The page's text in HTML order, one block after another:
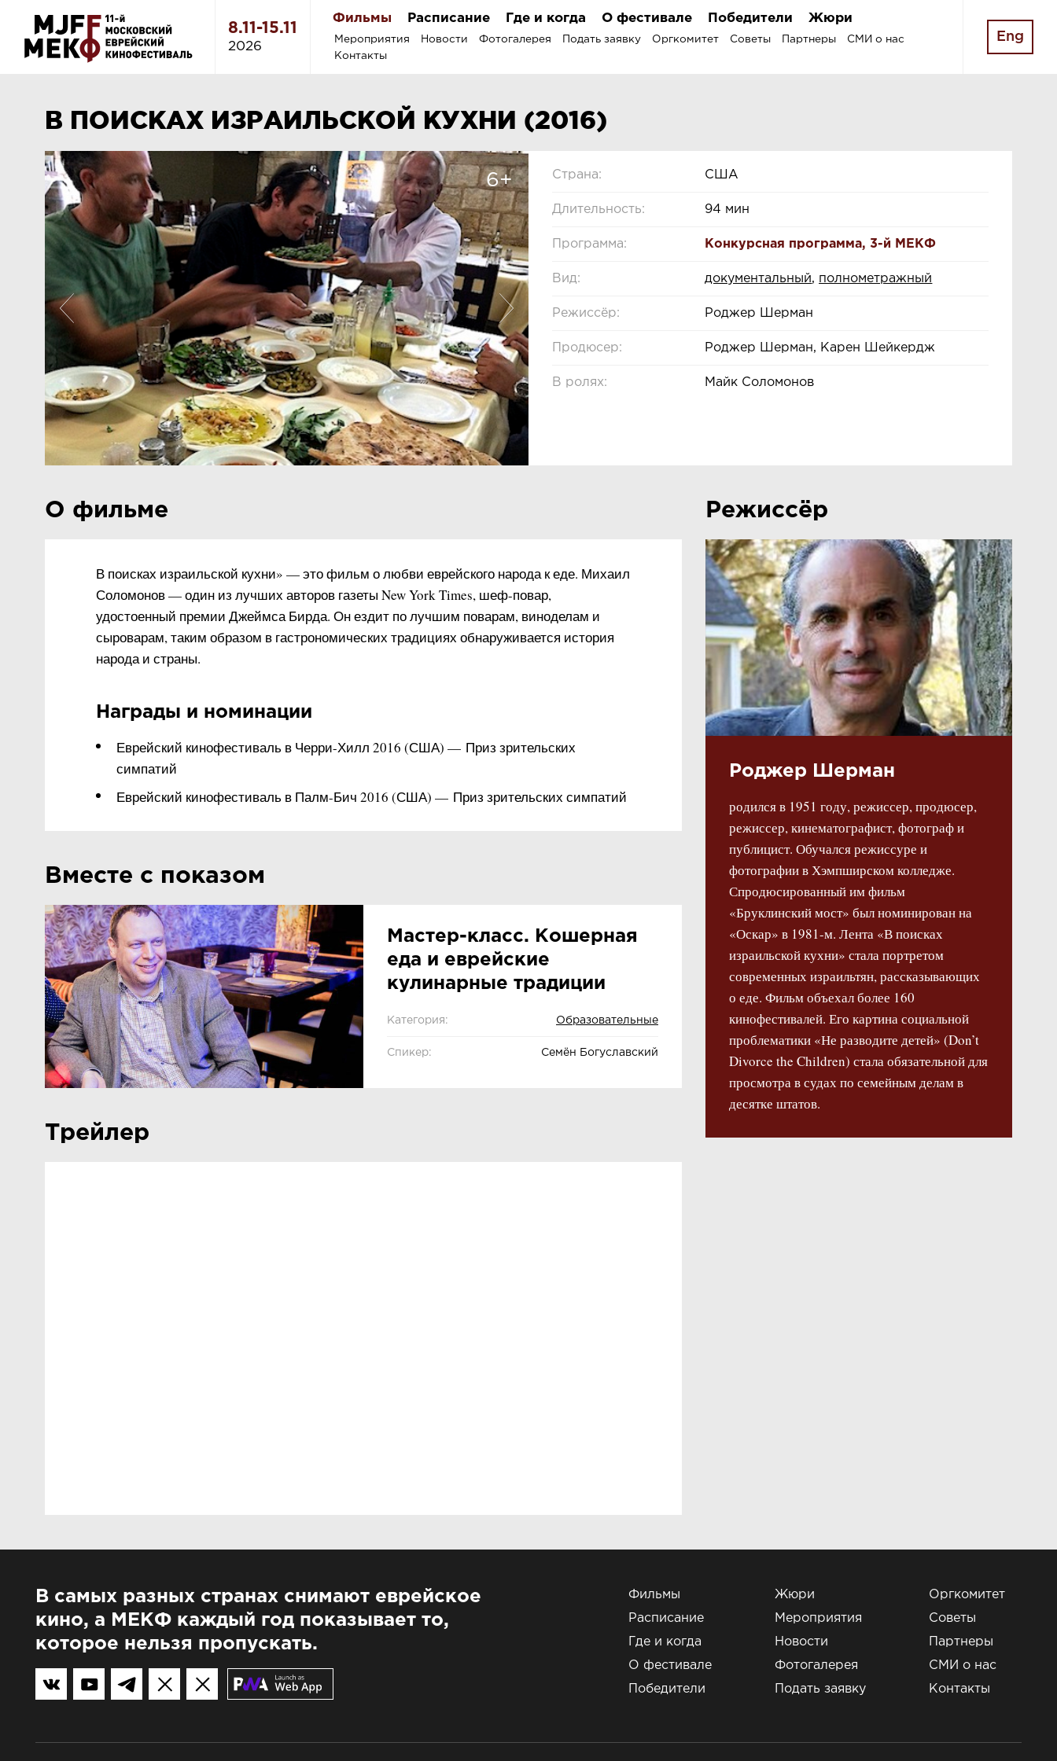
8.11-15.11
2026
Фильмы Расписание Где и когда О фестивале Победители Жюри
Мероприятия Новости Фотогалерея Подать заявку Оргкомитет Советы Партнеры
СМИ о нас
Контакты
Eng
В ПОИСКАХ ИЗРАИЛЬСКОЙ КУХНИ (2016)
6+ Страна: США
Длительность: 94 мин
Программа: Конкурсная программа, 3-й МЕКФ
Вид: документальный, полнометражный
Режиссёр: Роджер Шерман
Продюсер: Роджер Шерман, Карен Шейкердж
В ролях: Майк Соломонов
О фильме
В поисках израильской кухни» — это фильм о любви еврейского народа к еде. Михаил
Соломонов — один из лучших авторов газеты New York Times, шеф-повар,
удостоенный премии Джеймса Бирда. Он ездит по лучшим поварам, виноделам и
сыроварам, таким образом в гастрономических традициях обнаруживается история
народа и страны.
Награды и номинации
Еврейский кинофестиваль в Черри-Хилл 2016 (США) — Приз зрительских
симпатий
Еврейский кинофестиваль в Палм-Бич 2016 (США) — Приз зрительских симпатий
Вместе с показом
Мастер-класс. Кошерная
еда и еврейские
кулинарные традиции
Категория: Образовательные
Спикер: Семён Богуславский
Трейлер
Режиссёр
Роджер Шерман
родился в 1951 году, режиссер, продюсер,
режиссер, кинематографист, фотограф и
публицист. Обучался режиссуре и
фотографии в Хэмпширском колледже.
Спродюсированный им фильм
«Бруклинский мост» был номинирован на
«Оскар» в 1981-м. Лента «В поисках
израильской кухни» стала портретом
современных израильтян, рассказывающих
о еде. Фильм объехал более 160
кинофестивалей. Его картина социальной
проблематики «Не разводите детей» (Don’t
Divorce the Children) стала обязательной для
просмотра в судах по семейным делам в
десятке штатов.
В самых разных странах снимают еврейское
кино, а МЕКФ каждый год показывает то,
которое нельзя пропускать.
Фильмы
Расписание
Где и когда
О фестивале
Победители
Жюри
Мероприятия
Новости
Фотогалерея
Подать заявку
Оргкомитет
Советы
Партнеры
СМИ о нас
Контакты